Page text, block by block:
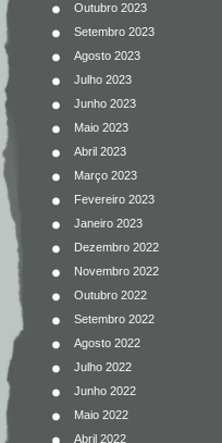
Outubro 2023
Setembro 2023
Agosto 2023
Julho 2023
Junho 2023
Maio 2023
Abril 2023
Março 2023
Fevereiro 2023
Janeiro 2023
Dezembro 2022
Novembro 2022
Outubro 2022
Setembro 2022
Agosto 2022
Julho 2022
Junho 2022
Maio 2022
Abril 2022